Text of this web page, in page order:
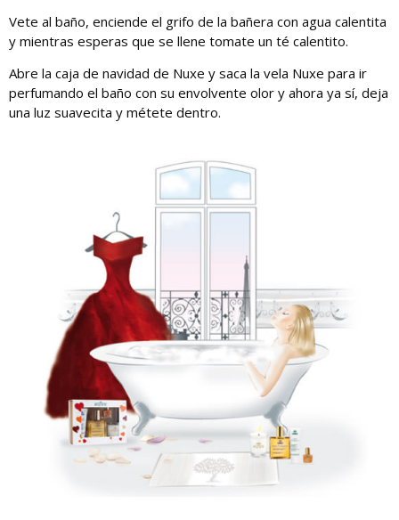
Vete al baño, enciende el grifo de la bañera con agua calentita
y mientras esperas que se llene tomate un té calentito.
Abre la caja de navidad de Nuxe y saca la vela Nuxe para ir
perfumando el baño con su envolvente olor y ahora ya sí, deja
una luz suavecita y métete dentro.